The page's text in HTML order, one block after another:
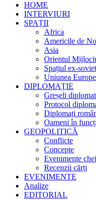
HOME
INTERVIURI
SPAȚII
Africa
Americile de
Asia
Orientul
Spațiul ex-
Uniunea
DIPLOMAȚIE
Greșeli
Protocol
Diplomați
Oameni în
GEOPOLITICĂ
Conflicte
Concepte
Evenimente
Recenzii cărți
EVENIMENTE
Analize
EDITORIAL